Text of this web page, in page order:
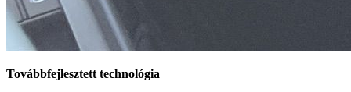
Továbbfejlesztett technológia